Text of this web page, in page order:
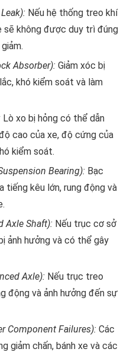
Nếu hệ thống treo khí
sẽ không được duy trì đúng
Absorber): Giảm xóc bị
khó kiểm soát và làm
Lò xo bị hỏng có thể dẫn
cao của xe, độ cứng của
kiểm soát.
Bearing): Bạc
tiếng kêu lớn, rung động và
Axle Shaft): Nếu trục cơ sở
ảnh hưởng và có thể gây
Axle): Nếu trục treo
động và ảnh hưởng đến sự
Component Failures): Các
giảm chấn, bánh xe và các